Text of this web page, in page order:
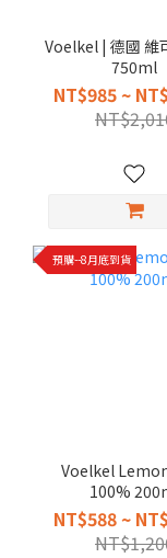
Voelkel | 德國 維
750ml
NT$985 ~
預購--8月底到貨
Voelkel
100%
NT$588 ~